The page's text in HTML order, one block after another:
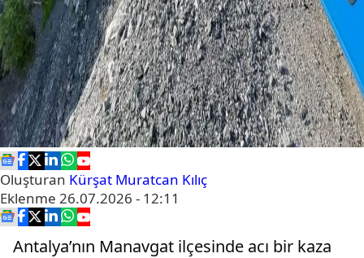
Oluşturan Kürşat Muratcan Kılıç
Eklenme 26.07.2026 - 12:11
Antalya’nın Manavgat ilçesinde acı bir kaza